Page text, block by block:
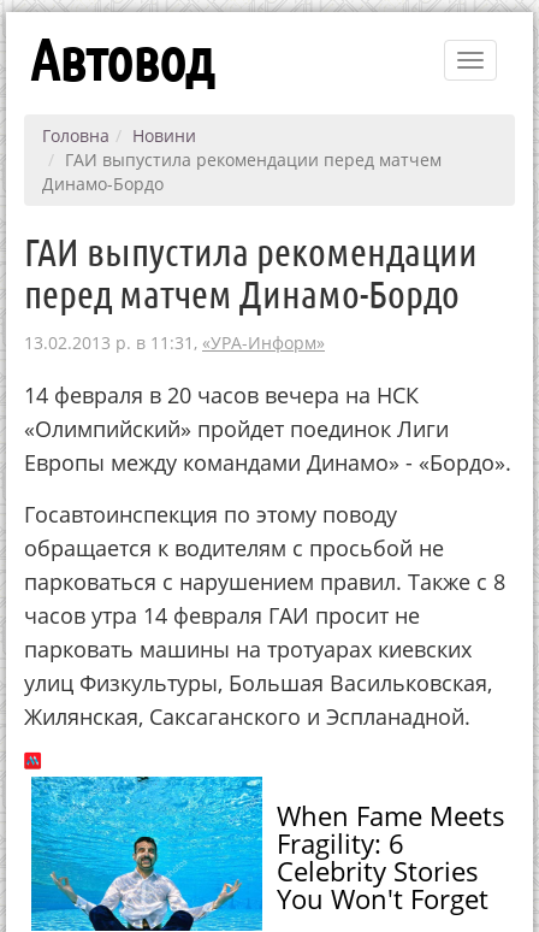
Toggle
Автовод
Головна
Новини
ГАИ выпустила рекомендации перед матчем
Динамо-Бордо
ГАИ выпустила рекомендации
перед матчем Динамо-Бордо
13.02.2013 р. в 11:31, «УРА-Информ»
14 февраля в 20 часов вечера на НСК
«Олимпийский» пройдет поединок Лиги
Европы между командами Динамо» - «Бордо».
Госавтоинспекция по этому поводу
обращается к водителям с просьбой не
парковаться с нарушением правил. Также с 8
часов утра 14 февраля ГАИ просит не
парковать машины на тротуарах киевских
улиц Физкультуры, Большая Васильковская,
Жилянская, Саксаганского и Эспланадной.
When Fame Meets
Fragility: 6
Celebrity Stories
You Won't Forget